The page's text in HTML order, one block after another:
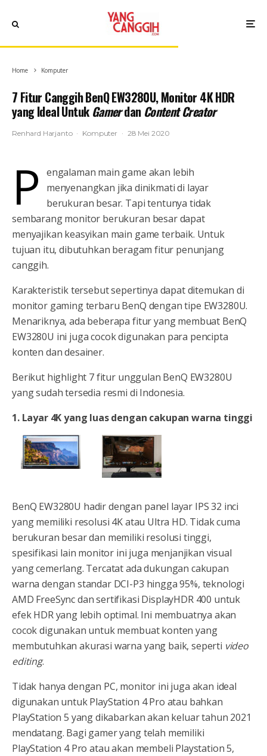
Home Komputer
7 Fitur Canggih BenQ EW3280U, Monitor 4K HDR
yang Ideal Untuk Gamerdan Content Creator
Renhard Harjanto · Komputer · 28 Mei 2020
P
engalaman main game akan lebih
menyenangkan jika dinikmati di layar
berukuran besar. Tapi tentunya tidak
sembarang monitor berukuran besar dapat
menyajikan keasyikan main game terbaik. Untuk
tujuan itu, dibutuhkan beragam fitur penunjang
canggih.
Karakteristik tersebut sepertinya dapat ditemukan di
monitor gaming terbaru BenQ dengan tipe EW3280U.
Menariknya, ada beberapa fitur yang membuat BenQ
EW3280U ini juga cocok digunakan para pencipta
konten dan desainer.
Berikut highlight 7 fitur unggulan BenQ EW3280U
yang sudah tersedia resmi di Indonesia.
1. Layar 4K yang luas dengan cakupan warna tinggi
BenQ EW3280U hadir dengan panel layar IPS 32 inci
yang memiliki resolusi 4K atau Ultra HD. Tidak cuma
berukuran besar dan memiliki resolusi tinggi,
spesifikasi lain monitor ini juga menjanjikan visual
yang cemerlang. Tercatat ada dukungan cakupan
warna dengan standar DCI-P3 hingga 95%, teknologi
AMD FreeSync dan sertifikasi DisplayHDR 400 untuk
efek HDR yang lebih optimal. Ini membuatnya akan
cocok digunakan untuk membuat konten yang
membutuhkan akurasi warna yang baik, seperti video
editing.
Tidak hanya dengan PC, monitor ini juga akan ideal
digunakan untuk PlayStation 4 Pro atau bahkan
PlayStation 5 yang dikabarkan akan keluar tahun 2021
mendatang. Bagi gamer yang telah memiliki
PlayStation 4 Pro atau akan membeli Playstation 5,